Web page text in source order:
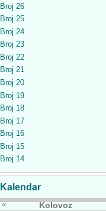
Broj 26
Broj 25
Broj 24
Broj 23
Broj 22
Broj 21
Broj 20
Broj 19
Broj 18
Broj 17
Broj 16
Broj 15
Broj 14
Kalendar
« Kolovoz